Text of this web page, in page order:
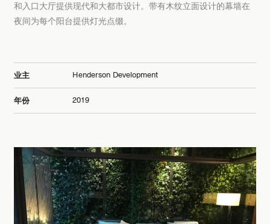
和入口大厅提供现代和大都市设计。带有木纹立面设计的幕墙在
夜间为每个阳台提供灯光点缀。
业主 Henderson Development
年份 2019